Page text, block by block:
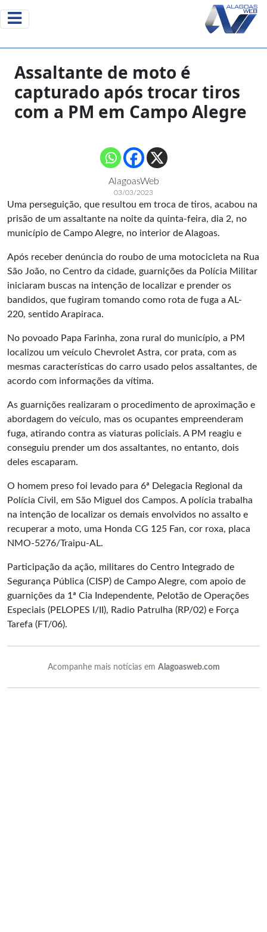
Assaltante de moto é
capturado após trocar tiros
com a PM em Campo Alegre
AlagoasWeb
03/03/2023
Uma perseguição, que resultou em troca de tiros, acabou na
prisão de um assaltante na noite da quinta-feira, dia 2, no
município de Campo Alegre, no interior de Alagoas.
Após receber denúncia do roubo de uma motocicleta na Rua
São João, no Centro da cidade, guarnições da Polícia Militar
iniciaram buscas na intenção de localizar e prender os
bandidos, que fugiram tomando como rota de fuga a AL-
220, sentido Arapiraca.
No povoado Papa Farinha, zona rural do município, a PM
localizou um veículo Chevrolet Astra, cor prata, com as
mesmas características do carro usado pelos assaltantes, de
acordo com informações da vítima.
As guarnições realizaram o procedimento de aproximação e
abordagem do veículo, mas os ocupantes empreenderam
fuga, atirando contra as viaturas policiais. A PM reagiu e
conseguiu prender um dos assaltantes, no entanto, dois
deles escaparam.
O homem preso foi levado para 6ª Delegacia Regional da
Polícia Civil, em São Miguel dos Campos. A polícia trabalha
na intenção de localizar os demais envolvidos no assalto e
recuperar a moto, uma Honda CG 125 Fan, cor roxa, placa
NMO-5276/Traipu-AL.
Participação da ação, militares do Centro Integrado de
Segurança Pública (CISP) de Campo Alegre, com apoio de
guarnições da 1ª Cia Independente, Pelotão de Operações
Especiais (PELOPES I/II), Radio Patrulha (RP/02) e Força
Tarefa (FT/06).
Acompanhe mais notícias em Alagoasweb.com